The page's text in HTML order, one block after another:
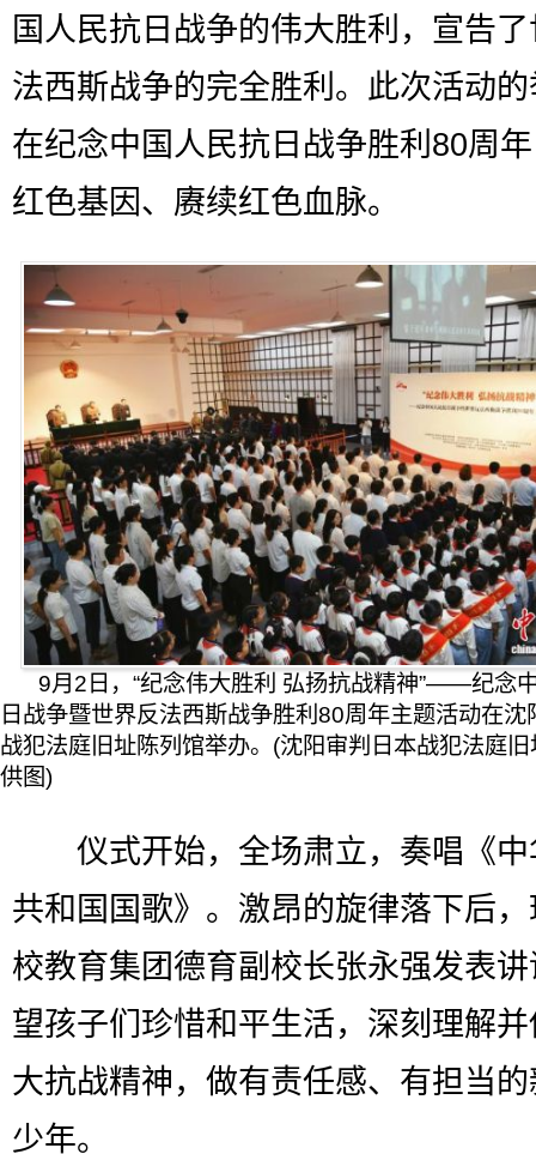
国人民抗日战争的伟大胜利，宣告
法西斯战争的完全胜利。此次活动
在纪念中国人民抗日战争胜利80周
红色基因、赓续红色血脉。
9月2日，“纪念伟大胜利 弘扬抗战精神”——纪念
日战争暨世界反法西斯战争胜利80周年主题活动在沈
战犯法庭旧址陈列馆举办。(沈阳审判日本战犯法庭
供图)
仪式开始，全场肃立，奏唱《中
共和国国歌》。激昂的旋律落下后
校教育集团德育副校长张永强发表
望孩子们珍惜和平生活，深刻理解
大抗战精神，做有责任感、有担当
少年。